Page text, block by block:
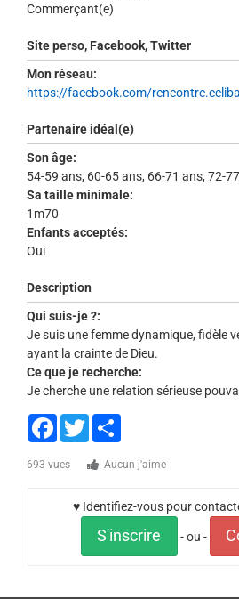
Commerçant(e)
Site perso, Facebook, Twitter
Mon réseau:
https://facebook.com/
Partenaire idéal(e)
Son âge:
54-59 ans, 60-65 ans, 66-71 ans, 72-
Sa taille minimale:
1m70
Enfants acceptés:
Oui
Description
Qui suis-je ?:
Je suis une femme dynamique, fidèle
ayant la crainte de Dieu.
Ce que je recherche:
Je cherche une relation sérieuse
Facebook
Twitter
693 vues Aucun j'aime
♥ Identifiez-vous pour
S'inscrire - ou -